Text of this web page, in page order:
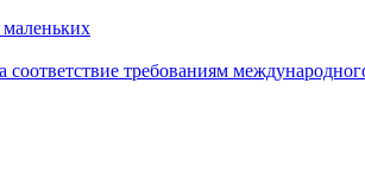
требованиям